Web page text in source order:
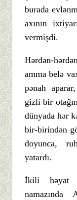
burada
axının
vermişdi.
Hərdən-
amma belə
pənah
gizli bir
dünyada hər
bir-birindən
doyunca,
yatardı.
İkili həyat
namazında